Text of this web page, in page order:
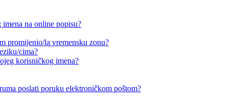
na online popisu?
promijenio/la vremensku zonu?
cima?
korisničkog imena?
poslati poruku elektroničkom poštom?